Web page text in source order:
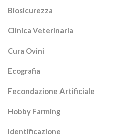
Biosicurezza
Clinica Veterinaria
Cura Ovini
Ecografia
Fecondazione Artificiale
Hobby Farming
Identificazione